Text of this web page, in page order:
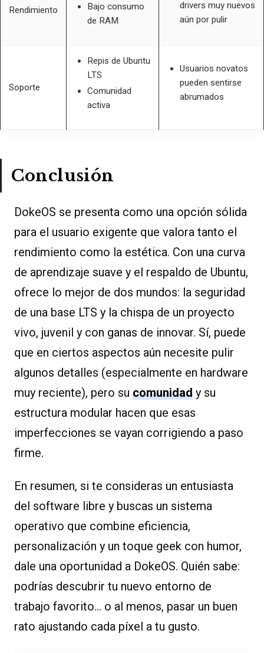
Rendimiento
Bajo consumo
de RAM
drivers muy nuevos
aún por pulir
Soporte
Repis de Ubuntu
LTS
Comunidad
activa
Usuarios novatos
pueden sentirse
abrumados
Conclusión
DokeOS se presenta como una opción sólida
para el usuario exigente que valora tanto el
rendimiento como la estética. Con una curva
de aprendizaje suave y el respaldo de Ubuntu,
ofrece lo mejor de dos mundos: la seguridad
de una base LTS y la chispa de un proyecto
vivo, juvenil y con ganas de innovar. Sí, puede
que en ciertos aspectos aún necesite pulir
algunos detalles (especialmente en hardware
muy reciente), pero su comunidad y su
estructura modular hacen que esas
imperfecciones se vayan corrigiendo a paso
firme.
En resumen, si te consideras un entusiasta
del software libre y buscas un sistema
operativo que combine eficiencia,
personalización y un toque geek con humor,
dale una oportunidad a DokeOS. Quién sabe:
podrías descubrir tu nuevo entorno de
trabajo favorito… o al menos, pasar un buen
rato ajustando cada píxel a tu gusto.